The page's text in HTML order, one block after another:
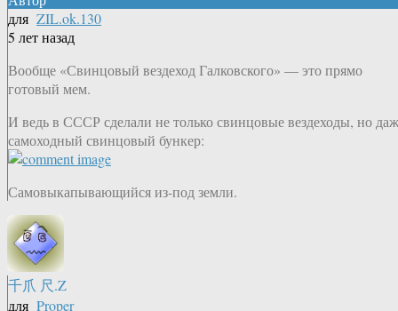
для ZIL.ok.130
5 лет назад
Вообще «Свинцовый вездеход Галковского» — это прямо
готовый мем.
И ведь в СССР сделали не только свинцовые вездеходы, но
самоходный свинцовый бункер:
Самовыкапывающийся из-под земли.
千爪 尺.Z
для Proper